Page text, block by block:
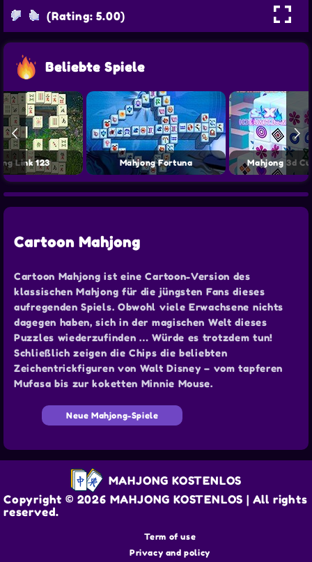
(Rating: 5.00)
Beliebte Spiele
Link 123 Mahjong Fortuna Mahjong 3d
Cartoon Mahjong
Cartoon Mahjong ist eine Cartoon-Version des
klassischen Mahjong für die jüngsten Fans dieses
aufregenden Spiels. Obwohl viele Erwachsene nichts
dagegen haben, sich in der magischen Welt dieses
Puzzles wiederzufinden … Würde es trotzdem tun!
Schließlich zeigen die Chips die beliebten
Zeichentrickfiguren von Walt Disney – vom tapferen
Mufasa bis zur koketten Minnie Mouse.
Neue Mahjong-Spiele
MAHJONG KOSTENLOS
Copyright © 2026 MAHJONG KOSTENLOS | All rights
reserved.
Term of use
Privacy and policy